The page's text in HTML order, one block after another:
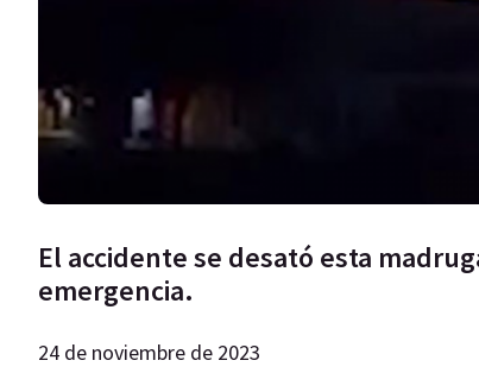
El accidente se desató esta
emergencia.
24 de noviembre de 2023